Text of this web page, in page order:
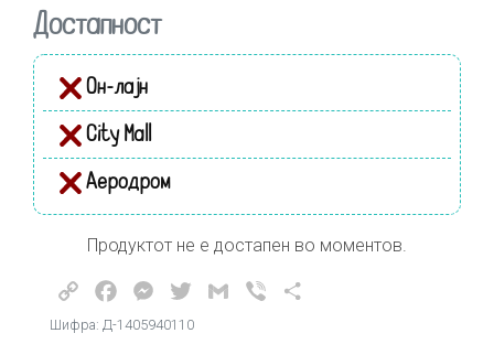
Достапност
Он-лајн
City Mall
Аеродром
Продуктот не е достапен во моментов.
Copy
Link
FacebookMessenger
TwitterGmail Viber
Шифра: Д-1405940110